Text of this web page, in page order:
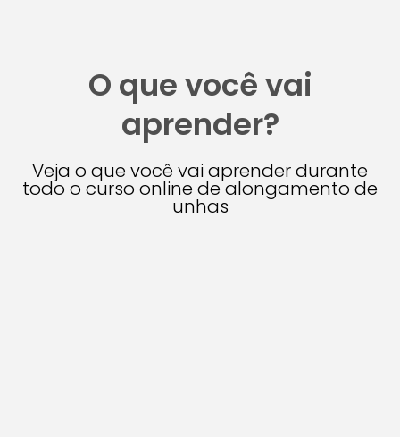
O que você vai
aprender?
Veja o que você vai aprender durante
todo o curso online de alongamento de
unhas